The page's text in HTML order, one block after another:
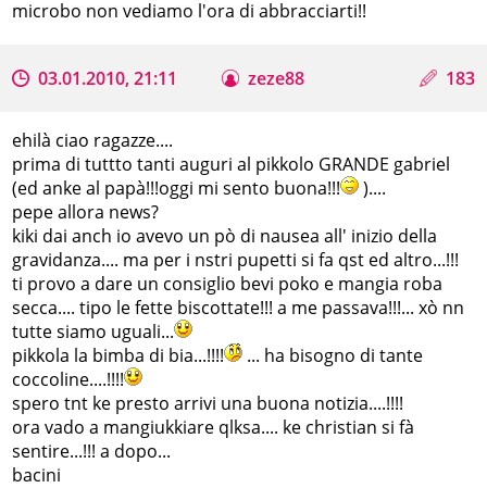
microbo non vediamo l'ora di abbracciarti!!
03.01.2010, 21:11 zeze88 183
ehilà ciao ragazze....
prima di tuttto tanti auguri al pikkolo GRANDE gabriel
(ed anke al papà!!!oggi mi sento buona!!!
)....
pepe allora news?
kiki dai anch io avevo un pò di nausea all' inizio della
gravidanza.... ma per i nstri pupetti si fa qst ed altro...!!!
ti provo a dare un consiglio bevi poko e mangia roba
secca.... tipo le fette biscottate!!! a me passava!!!... xò nn
tutte siamo uguali...
pikkola la bimba di bia...!!!!
... ha bisogno di tante
coccoline....!!!!
spero tnt ke presto arrivi una buona notizia....!!!!
ora vado a mangiukkiare qlksa.... ke christian si fà
sentire...!!! a dopo...
bacini